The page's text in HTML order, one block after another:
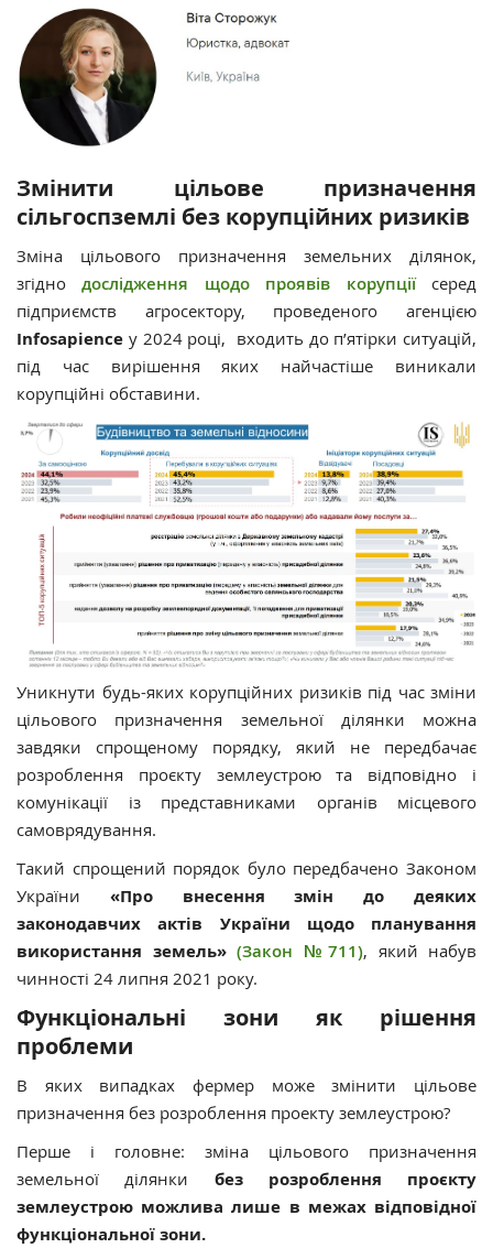
Змінити цільове призначення
сільгоспземлі без корупційних ризиків
Зміна цільового призначення земельних ділянок,
згіднодослідження щодо проявів корупціїсеред
підприємств агросектору, проведеного агенцією
Іnfosapience у 2024 році, входить до п’ятірки ситуацій,
під час вирішення яких найчастіше виникали
корупційні обставини.
Уникнути будь-яких корупційних ризиків під час зміни
цільового призначення земельної ділянки можна
завдяки спрощеному порядку, який не передбачає
розроблення проєкту землеустрою та відповідно і
комунікації із представниками органів місцевого
самоврядування.
Такий спрощений порядок було передбачено Законом
України «Про внесення змін до деяких
законодавчих актів України щодо планування
використання земель» (Закон №711), який набув
чинності 24 липня 2021 року.
Функціональні зони як рішення
проблеми
В яких випадках фермер може змінити цільове
призначення без розроблення проекту землеустрою?
Перше і головне: зміна цільового призначення
земельної ділянки без розроблення проєкту
землеустрою можлива лише в межах відповідної
функціональної зони.